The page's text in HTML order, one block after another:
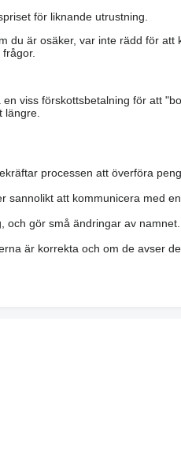
för liknande utrustning.
du är osäker, var inte rädd för
viss förskottsbetalning för att
längre.
processen att överföra
sannolikt att kommunicera med
gör små ändringar av
är korrekta och om de avser